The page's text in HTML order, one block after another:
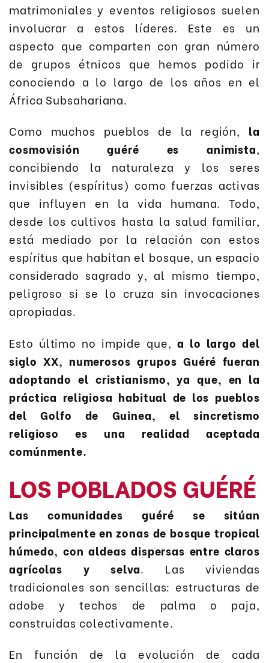
matrimoniales y eventos religiosos suelen
involucrar a estos líderes. Este es un
aspecto que comparten con gran número
de grupos étnicos que hemos podido ir
conociendo a lo largo de los años en el
África Subsahariana.
Como muchos pueblos de la región, la
cosmovisión guéré es animista,
concibiendo la naturaleza y los seres
invisibles (espíritus) como fuerzas activas
que influyen en la vida humana. Todo,
desde los cultivos hasta la salud familiar,
está mediado por la relación con estos
espíritus que habitan el bosque, un espacio
considerado sagrado y, al mismo tiempo,
peligroso si se lo cruza sin invocaciones
apropiadas.
Esto último no impide que, a lo largo del
siglo XX, numerosos grupos Guéré fueran
adoptando el cristianismo, ya que, en la
práctica religiosa habitual de los pueblos
del Golfo de Guinea, el sincretismo
religioso es una realidad aceptada
comúnmente.
LOS POBLADOS GUÉRÉ
Las comunidades guéré se sitúan
principalmente en zonas de bosque tropical
húmedo, con aldeas dispersas entre claros
agrícolas y selva. Las viviendas
tradicionales son sencillas: estructuras de
adobe y techos de palma o paja,
construidas colectivamente.
En función de la evolución de cada